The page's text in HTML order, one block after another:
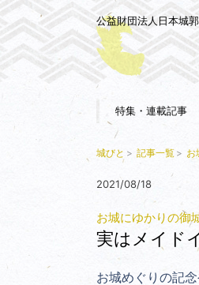
公益財団法人日本城
特集・連載記事
城びと 記事一覧 お
2021/08/18
お城にゆかりの御
実はメイド
お城めぐりの記